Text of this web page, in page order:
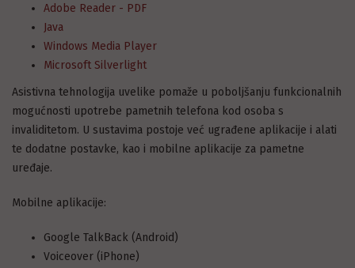
Adobe Reader - PDF
Java
Windows Media Player
Microsoft Silverlight
Asistivna tehnologija uvelike pomaže u poboljšanju funkcionalnih
mogućnosti upotrebe pametnih telefona kod osoba s
invaliditetom. U sustavima postoje već ugrađene aplikacije i alati
te dodatne postavke, kao i mobilne aplikacije za pametne
uređaje.
Mobilne aplikacije:
Google TalkBack (Android)
Voiceover (iPhone)